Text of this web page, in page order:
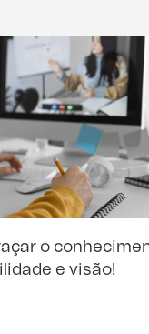
o
e visão!